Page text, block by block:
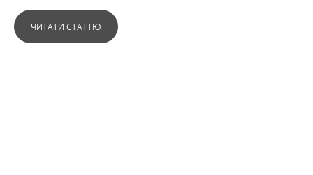
ЧИТАТИ СТАТТЮ